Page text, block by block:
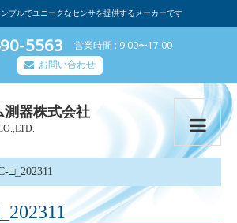
プルでユニークなセンサを提供するメーカーです
5563 営業時間 9:00〜17:00
お問い合わせ
測器株式会社
□_202311